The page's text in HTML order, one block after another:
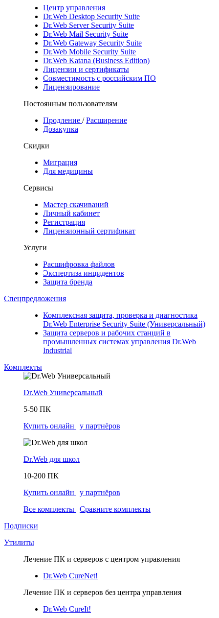
Центр управления
Dr.Web Desktop Security Suite
Dr.Web Server Security Suite
Dr.Web Mail Security Suite
Dr.Web Gateway Security Suite
Dr.Web Mobile Security Suite
Dr.Web Katana (Business Edition)
Лицензии и сертификаты
Совместимость с российским ПО
Лицензирование
Постоянным пользователям
Продление /Расширение
Дозакупка
Скидки
Миграция
Для медицины
Сервисы
Мастер скачиваний
Личный кабинет
Регистрация
Лицензионный сертификат
Услуги
Расшифровка файлов
Экспертиза инцидентов
Защита бренда
Спецпредложения
Комплексная защита, проверка и диагностика
Dr.Web Enterprise Security Suite (Универсальный)
Защита серверов и рабочих станций в
промышленных системах управления Dr.Web
Industrial
Комплекты
Dr.Web Универсальный
5-50 ПК
Купить онлайн | у партнёров
Dr.Web для школ
10-200 ПК
Купить онлайн | у партнёров
Все комплекты | Сравните комплекты
Подписки
Утилиты
Лечение ПК и серверов с центром управления
Dr.Web CureNet!
Лечение ПК и серверов без центра управления
Dr.Web CureIt!